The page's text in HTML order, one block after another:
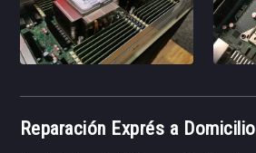
Reparación Exprés a Domicilio